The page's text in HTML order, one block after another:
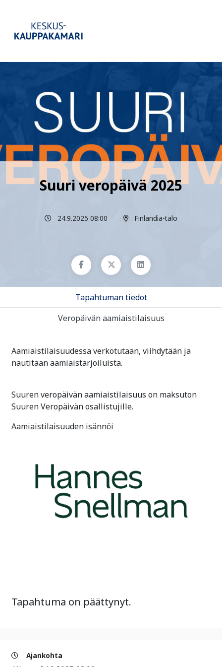
Suuri veropäivä 2025
24.9.2025 08:00 Finlandia-talo
Tapahtuman tiedot
Veropäivän aamiaistilaisuus
Aamiaistilaisuudessa verkotutaan, viihdytään ja
nautitaan aamiaistarjoiluista.
Suuren veropäivän aamiaistilaisuus on maksuton
Suuren Veropäivän osallistujille.
Aamiaistilaisuuden isännöi
Tapahtuma on päättynyt.
Ajankohta